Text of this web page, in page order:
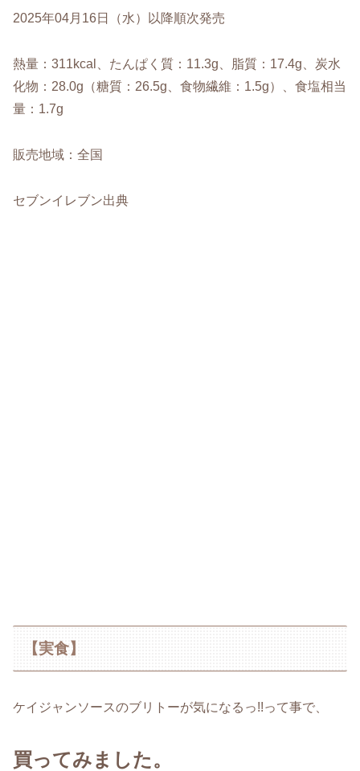
2025年04月16日（水）以降順次発売
熱量：311kcal、たんぱく質：11.3g、脂質：17.4g、炭水
化物：28.0g（糖質：26.5g、食物繊維：1.5g）、食塩相当
量：1.7g
販売地域：全国
セブンイレブン出典
【実食】
ケイジャンソースのブリトーが気になるっ!!って事で、
買ってみました。